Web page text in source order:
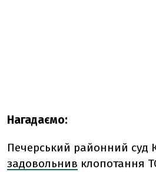
Нагадаємо:
Печерський районний суд
задовольнив клопотання